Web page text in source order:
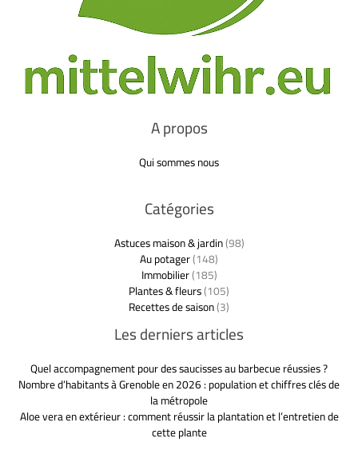
A propos
Qui sommes nous
Catégories
Astuces maison & jardin(98)
Au potager(148)
Immobilier(185)
Plantes & fleurs(105)
Recettes de saison(3)
Les derniers articles
Quel accompagnement pour des saucisses au barbecue réussies ?
Nombre d’habitants à Grenoble en 2026 : population et chiffres clés de
la métropole
Aloe vera en extérieur : comment réussir la plantation et l’entretien de
cette plante